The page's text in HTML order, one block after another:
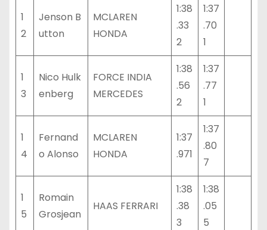
1
2
Jenson B
utton
MCLAREN
HONDA
1:38
.33
2
1:37
.70
1
1
3
Nico Hulk
enberg
FORCE INDIA
MERCEDES
1:38
.56
2
1:37
.77
1
1
4
Fernand
o Alonso
MCLAREN
HONDA
1:37
.971
1:37
.80
7
1
5
Romain
Grosjean
HAAS FERRARI
1:38
.38
3
1:38
.05
5